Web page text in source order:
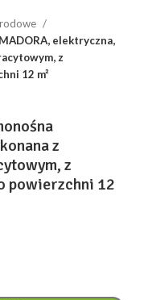
elektryczna,
z
12 m²
z
z
powierzchni 12